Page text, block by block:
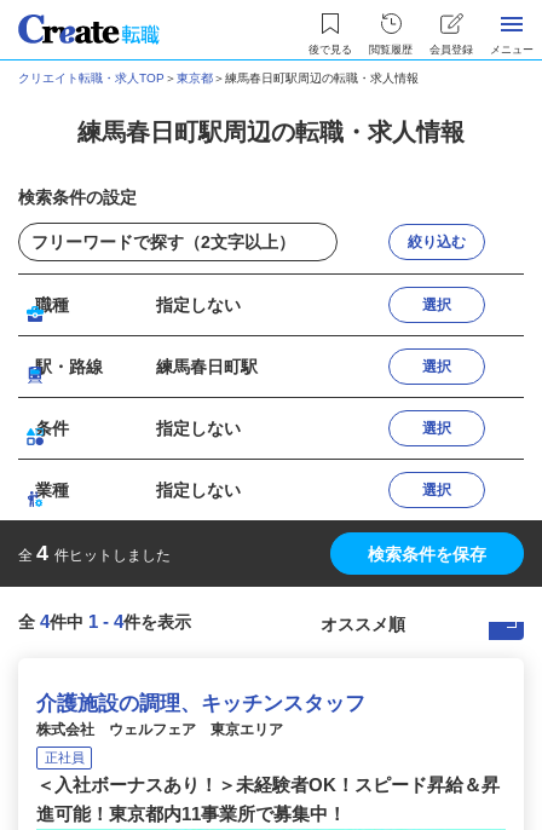
後で見る 閲覧履歴 会員登録 メニュー
クリエイト転職・求人TOP ＞東京都＞練馬春日町駅周辺の転職・求人情報
練馬春日町駅周辺の転職・求人情報
検索条件の設定
絞り込む
職種 指定しない 選択
駅・路線 練馬春日町駅 選択
条件 指定しない 選択
業種 指定しない 選択
全 4 件ヒットしました 検索条件を保存
全 4件中 1 - 4件を表示
介護施設の調理、キッチンスタッフ
株式会社 ウェルフェア 東京エリア
正社員
＜入社ボーナスあり！＞未経験者OK！スピード昇給＆昇
進可能！東京都内11事業所で募集中！